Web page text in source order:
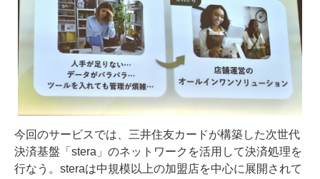
今回のサービスでは、三井住友カードが構築した次世代
決済基盤「stera」のネットワークを活用して決済処理を
行なう。steraは中規模以上の加盟店を中心に展開されて